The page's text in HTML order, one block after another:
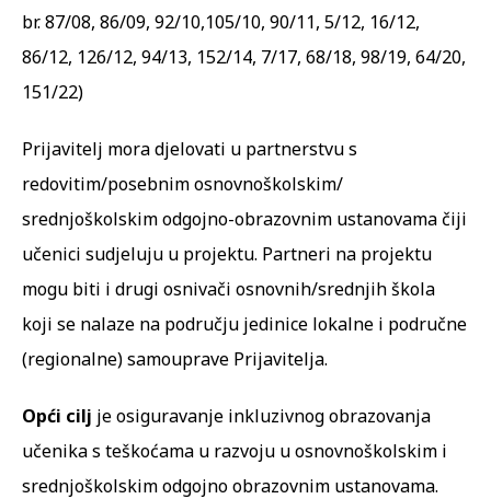
br. 87/08, 86/09, 92/10,105/10, 90/11, 5/12, 16/12,
86/12, 126/12, 94/13, 152/14, 7/17, 68/18, 98/19, 64/20,
151/22)
Prijavitelj mora djelovati u partnerstvu s
redovitim/posebnim osnovnoškolskim/
srednjoškolskim odgojno-obrazovnim ustanovama čiji
učenici sudjeluju u projektu. Partneri na projektu
mogu biti i drugi osnivači osnovnih/srednjih škola
koji se nalaze na području jedinice lokalne i područne
(regionalne) samouprave Prijavitelja.
Opći cilj je osiguravanje inkluzivnog obrazovanja
učenika s teškoćama u razvoju u osnovnoškolskim i
srednjoškolskim odgojno obrazovnim ustanovama.